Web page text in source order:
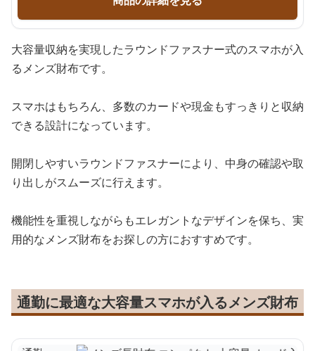
大容量収納を実現したラウンドファスナー式のスマホが入
るメンズ財布です。
スマホはもちろん、多数のカードや現金もすっきりと収納
できる設計になっています。
開閉しやすいラウンドファスナーにより、中身の確認や取
り出しがスムーズに行えます。
機能性を重視しながらもエレガントなデザインを保ち、実
用的なメンズ財布をお探しの方におすすめです。
通勤に最適な大容量スマホが入るメンズ財布